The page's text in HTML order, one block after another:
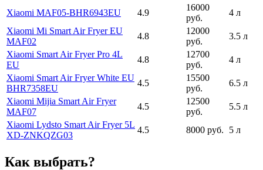
Xiaomi MAF05-BHR6943EU 4.9
16000
руб.
4 л
Xiaomi Mi Smart Air Fryer EU
MAF02
4.8
12000
руб.
3.5 л
Xiaomi Smart Air Fryer Pro 4L
EU
4.8
12700
руб.
4 л
Xiaomi Smart Air Fryer White EU
BHR7358EU
4.5
15500
руб.
6.5 л
Xiaomi Mijia Smart Air Fryer
MAF07
4.5
12500
руб.
5.5 л
Xiaomi Lydsto Smart Air Fryer 5L
XD-ZNKQZG03
4.5 8000 руб. 5 л
Как выбрать?